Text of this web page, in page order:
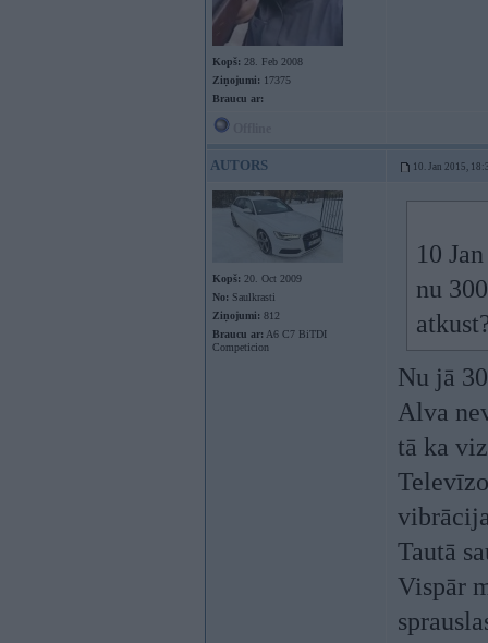
Kopš: 28. Feb 2008
Ziņojumi: 17375
Braucu ar:
AUTORS 10. Jan 2015,
Kopš: 20. Oct 2009
No: Saulkrasti
Ziņojumi: 812
Braucu ar: A6 C7 BiTDI
Competicion
10
nu
Nu jā
Alva
tā ka
Tautā
Vispār